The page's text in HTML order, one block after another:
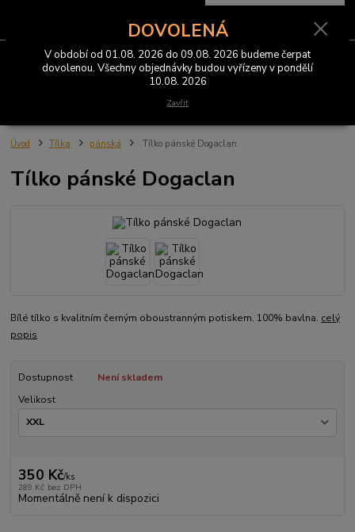
Menu
0 Kč
Úvod Tílka pánská Tílko pánské Dogaclan
Tílko pánské Dogaclan
Bílé tílko s kvalitním černým oboustranným potiskem. 100% bavlna. celý
popis
Dostupnost
Není skladem
Velikost
350 Kč/ks
289 Kč bez DPH
Momentálně není k dispozici
DOVOLENÁ
V období od 01.08. 2026 do 09.08. 2026 budeme čerpat
dovolenou. Všechny objednávky budou vyřízeny v pondělí
10.08. 2026
Zavřít